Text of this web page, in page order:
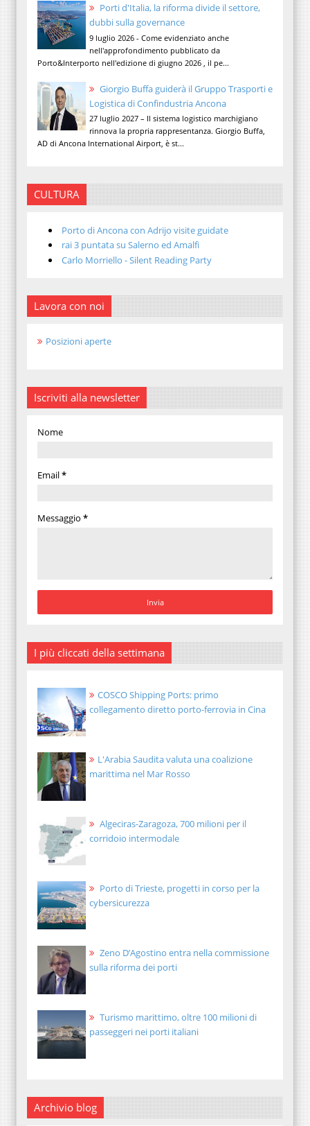
Porti d'Italia, la riforma divide il settore,
dubbi sulla governance
9 luglio 2026 - Come evidenziato anche
nell'approfondimento pubblicato da
Porto&Interporto nell'edizione di giugno 2026 , il pe...
Giorgio Buffa guiderà il Gruppo Trasporti e
Logistica di Confindustria Ancona
27 luglio 2027 – Il sistema logistico marchigiano
rinnova la propria rappresentanza. Giorgio Buffa,
AD di Ancona International Airport, è st...
CULTURA
Porto di Ancona con Adrijo visite guidate
rai 3 puntata su Salerno ed Amalfi
Carlo Morriello - Silent Reading Party
Lavora con noi
Posizioni aperte
Iscriviti alla newsletter
Nome
Email*
Messaggio *
I più cliccati della settimana
COSCO Shipping Ports: primo
collegamento diretto porto-ferrovia in Cina
L'Arabia Saudita valuta una coalizione
marittima nel Mar Rosso
Algeciras-Zaragoza, 700 milioni per il
corridoio intermodale
Porto di Trieste, progetti in corso per la
cybersicurezza
Zeno D’Agostino entra nella commissione
sulla riforma dei porti
Turismo marittimo, oltre 100 milioni di
passeggeri nei porti italiani
Archivio blog